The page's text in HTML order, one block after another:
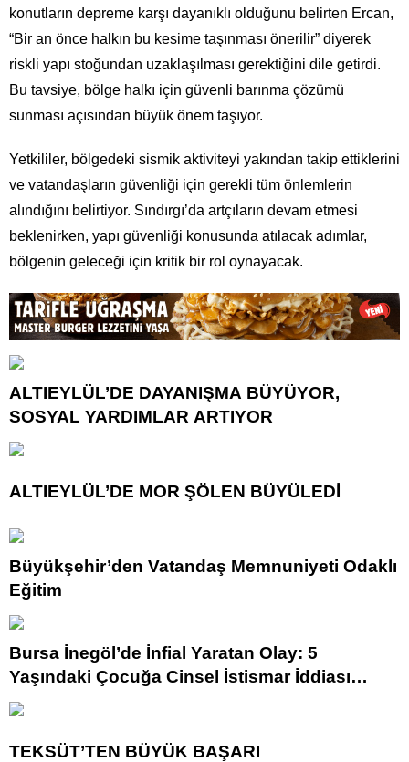
konutların depreme karşı dayanıklı olduğunu belirten Ercan,
“Bir an önce halkın bu kesime taşınması önerilir” diyerek
riskli yapı stoğundan uzaklaşılması gerektiğini dile getirdi.
Bu tavsiye, bölge halkı için güvenli barınma çözümü
sunması açısından büyük önem taşıyor.
Yetkililer, bölgedeki sismik aktiviteyi yakından takip ettiklerini
ve vatandaşların güvenliği için gerekli tüm önlemlerin
alındığını belirtiyor. Sındırgı’da artçıların devam etmesi
beklenirken, yapı güvenliği konusunda atılacak adımlar,
bölgenin geleceği için kritik bir rol oynayacak.
ALTIEYLÜL’DE DAYANIŞMA BÜYÜYOR,
SOSYAL YARDIMLAR ARTIYOR
ALTIEYLÜL’DE MOR ŞÖLEN BÜYÜLEDİ
Büyükşehir’den Vatandaş Memnuniyeti Odaklı
Eğitim
Bursa İnegöl’de İnfial Yaratan Olay: 5
Yaşındaki Çocuğa Cinsel İstismar İddiası
Tutuklamayla Sonuçlandı
TEKSÜT’TEN BÜYÜK BAŞARI